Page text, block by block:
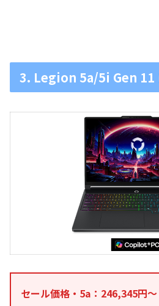
3. Legion 5a/5i Gen 11
セール価格・5a：246,345円～